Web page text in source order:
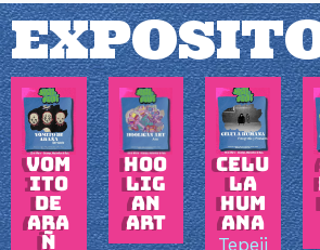
VOM
ITO
DE
ARA
Ñ
HOO
LIG
AN
ART
CELU
LA
HUM
ANA
Tepeji